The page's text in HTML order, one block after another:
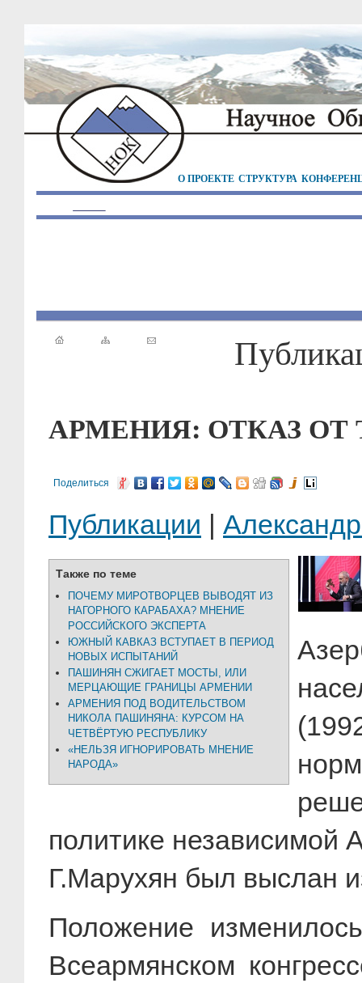
О ПРОЕКТЕ СТРУКТУРА
АРМЕНИЯ: ОТКАЗ
Поделиться
Публикации |
Также по теме
ПОЧЕМУ МИРОТВОРЦЕВ ВЫВОДЯТ ИЗ
НАГОРНОГО КАРАБАХА? МНЕНИЕ
РОССИЙСКОГО ЭКСПЕРТА
ЮЖНЫЙ КАВКАЗ ВСТУПАЕТ В ПЕРИОД
НОВЫХ ИСПЫТАНИЙ
ПАШИНЯН СЖИГАЕТ МОСТЫ, ИЛИ
МЕРЦАЮЩИЕ ГРАНИЦЫ АРМЕНИИ
АРМЕНИЯ ПОД ВОДИТЕЛЬСТВОМ
НИКОЛА ПАШИНЯНА: КУРСОМ НА
ЧЕТВЁРТУЮ РЕСПУБЛИКУ
«НЕЛЬЗЯ ИГНОРИРОВАТЬ МНЕНИЕ
НАРОДА»
политике независимой
Г.Марухян был выслан
Положение
Всеармянском